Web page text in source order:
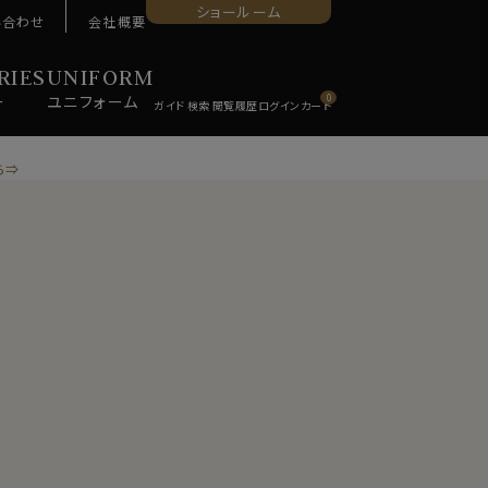
UNIFORM
ユニ フォーム
わせ 会社概要 ショールーム
0
⇒